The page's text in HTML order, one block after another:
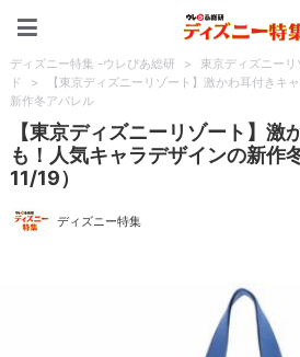
ディズニー特集 -ウレぴあ総研 > 東京ディズニーリ
ド
>
【東京ディズニーリゾート】激かわ耳付きキ
新作冬アパレル
【東京ディズニーリゾート】激
も！人気キャラデザインの新作
11/19）
ディズニー特集